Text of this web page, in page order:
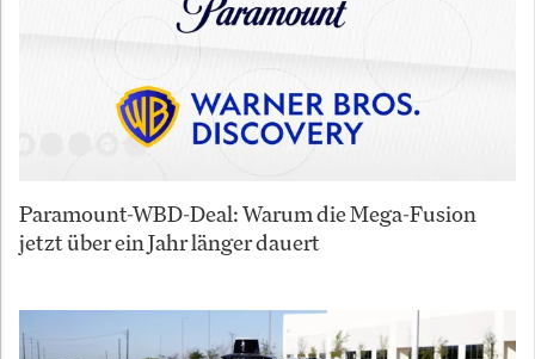
Paramount-WBD-Deal: Warum die Mega-Fusion
jetzt über ein Jahr länger dauert